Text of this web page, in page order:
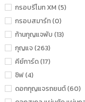
กรอบรีโมท XM (5)
กรอบสมาร์ท (0)
ก้านกุญแจพับ (13)
กุญแจ (263)
คีย์การ์ด (17)
ชิฟ (4)
ดอกกุญแจรถยนต์ (60)